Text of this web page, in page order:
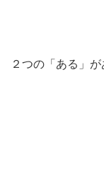
２つの「ある」が